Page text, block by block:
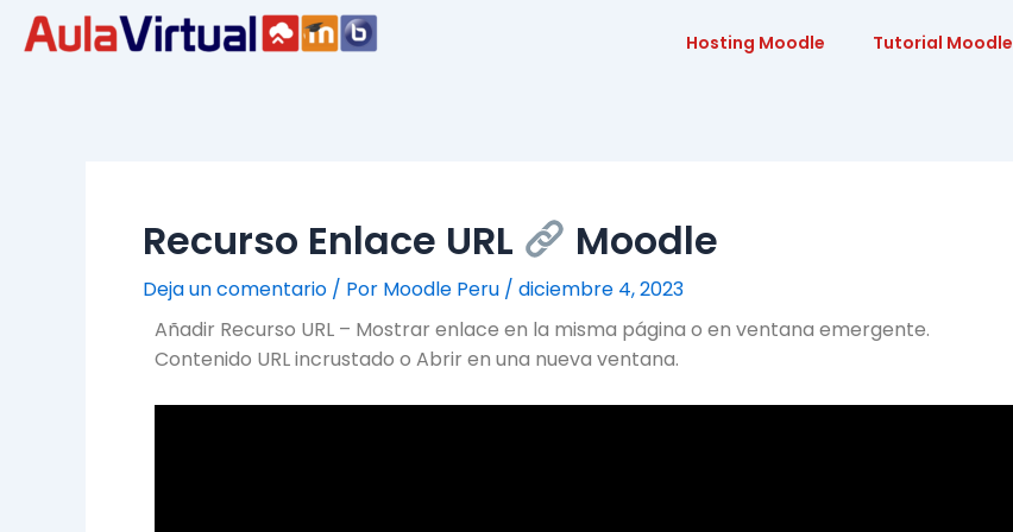
Hosting Moodle Tutorial Moodle
Recurso Enlace URL Moodle
Deja un comentario / Por Moodle Peru / diciembre 4, 2023
Añadir Recurso URL – Mostrar enlace en la misma página o en ventana emergente.
Contenido URL incrustado o Abrir en una nueva ventana.
Navegación